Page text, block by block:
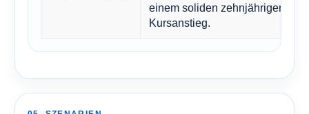
einem soliden zehnjährigen
Kursanstieg.